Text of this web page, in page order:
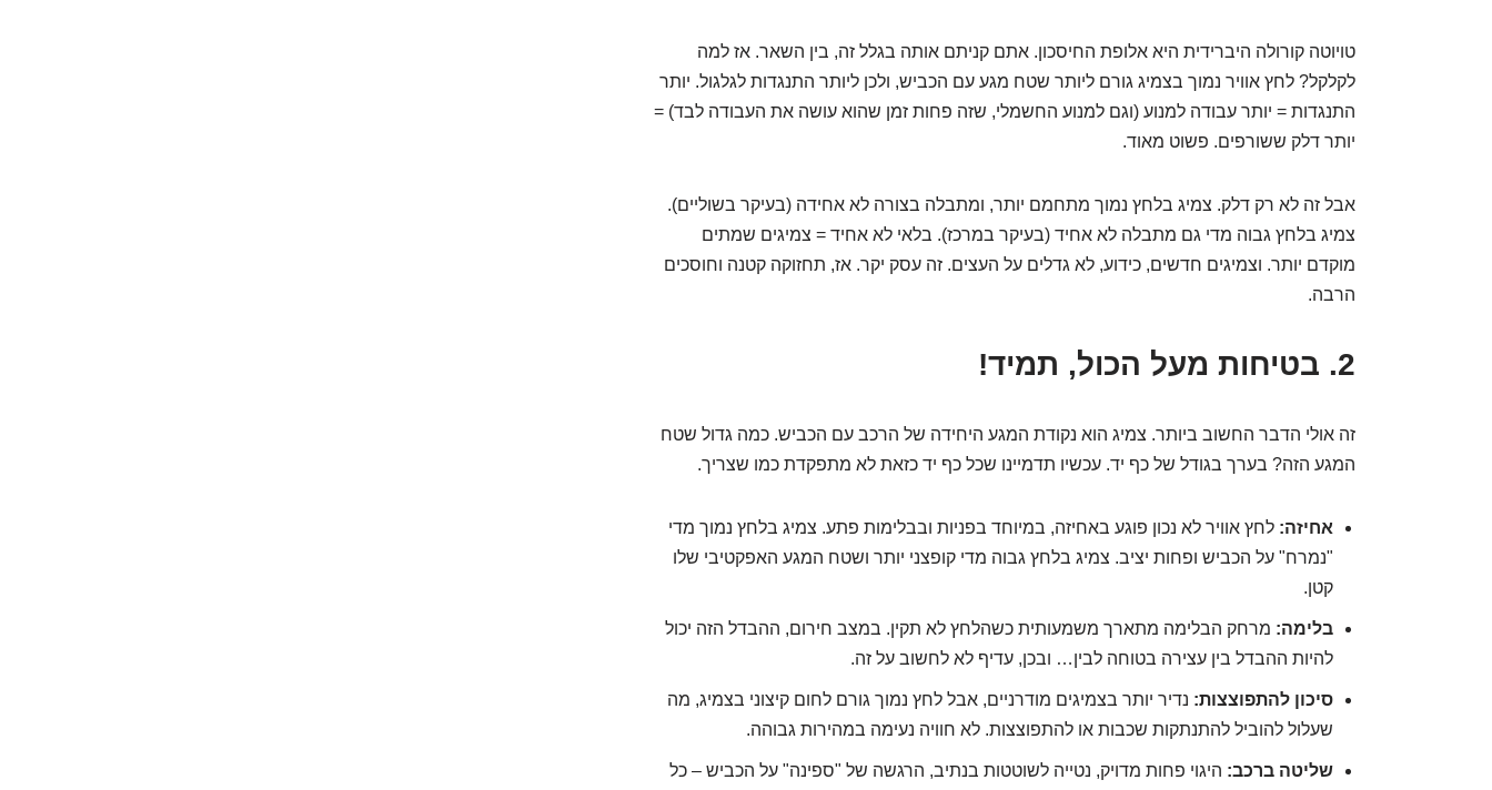
טויוטה קורולה היברידית היא אלופת החיסכון. אתם קניתם אותה בגלל זה, בין השאר. אז למה
לקלקל? לחץ אוויר נמוך בצמיג גורם ליותר שטח מגע עם הכביש, ולכן ליותר התנגדות לגלגול. יותר
התנגדות = יותר עבודה למנוע (וגם למנוע החשמלי, שזה פחות זמן שהוא עושה את העבודה לבד) =
יותר דלק ששורפים. פשוט מאוד.
אבל זה לא רק דלק. צמיג בלחץ נמוך מתחמם יותר, ומתבלה בצורה לא אחידה (בעיקר בשוליים).
צמיג בלחץ גבוה מדי גם מתבלה לא אחיד (בעיקר במרכז). בלאי לא אחיד = צמיגים שמתים
מוקדם יותר. וצמיגים חדשים, כידוע, לא גדלים על העצים. זה עסק יקר. אז, תחזוקה קטנה וחוסכים
הרבה.
2. בטיחות מעל הכול, תמיד!
זה אולי הדבר החשוב ביותר. צמיג הוא נקודת המגע היחידה של הרכב עם הכביש. כמה גדול שטח
המגע הזה? בערך בגודל של כף יד. עכשיו תדמיינו שכל כף יד כזאת לא מתפקדת כמו שצריך.
אחיזה: לחץ אוויר לא נכון פוגע באחיזה, במיוחד בפניות ובבלימות פתע. צמיג בלחץ נמוך מדי
"נמרח" על הכביש ופחות יציב. צמיג בלחץ גבוה מדי קופצני יותר ושטח המגע האפקטיבי שלו
קטן.
בלימה: מרחק הבלימה מתארך משמעותית כשהלחץ לא תקין. במצב חירום, ההבדל הזה יכול
להיות ההבדל בין עצירה בטוחה לבין… ובכן, עדיף לא לחשוב על זה.
סיכון להתפוצצות: נדיר יותר בצמיגים מודרניים, אבל לחץ נמוך גורם לחום קיצוני בצמיג, מה
שעלול להוביל להתנתקות שכבות או להתפוצצות. לא חוויה נעימה במהירות גבוהה.
שליטה ברכב: היגוי פחות מדויק, נטייה לשוטטות בנתיב, הרגשה של "ספינה" על הכביש – כל